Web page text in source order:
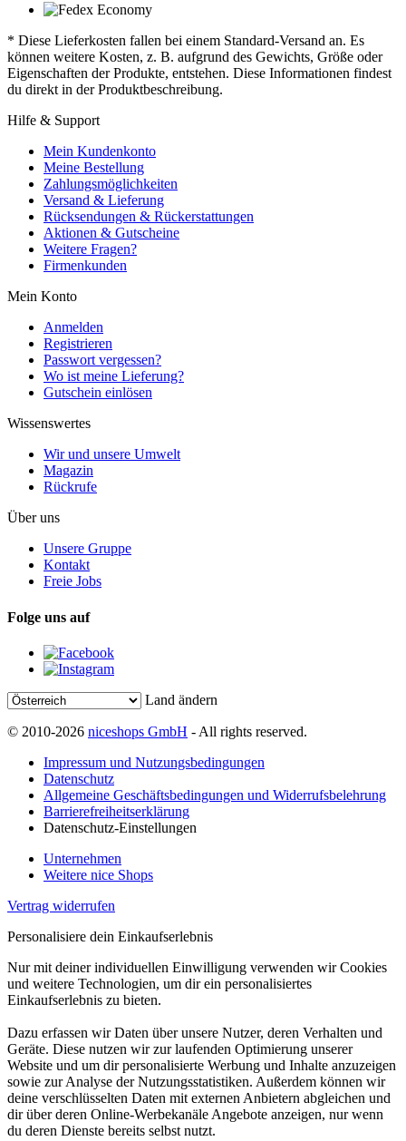
* Diese Lieferkosten fallen bei einem Standard-Versand an. Es
können weitere Kosten, z. B. aufgrund des Gewichts, Größe oder
Eigenschaften der Produkte, entstehen. Diese Informationen findest
du direkt in der Produktbeschreibung.
Hilfe & Support
Mein Kundenkonto
Meine Bestellung
Zahlungsmöglichkeiten
Versand & Lieferung
Rücksendungen & Rückerstattungen
Aktionen & Gutscheine
Weitere Fragen?
Firmenkunden
Mein Konto
Anmelden
Registrieren
Passwort vergessen?
Wo ist meine Lieferung?
Gutschein einlösen
Wissenswertes
Wir und unsere Umwelt
Magazin
Rückrufe
Über uns
Unsere Gruppe
Kontakt
Freie Jobs
Folge uns auf
Land ändern
© 2010-2026 niceshops GmbH - All rights reserved.
Impressum und Nutzungsbedingungen
Datenschutz
Allgemeine Geschäftsbedingungen und Widerrufsbelehrung
Barrierefreiheitserklärung
Datenschutz-Einstellungen
Unternehmen
Weitere nice Shops
Vertrag widerrufen
Personalisiere dein Einkaufserlebnis
Nur mit deiner individuellen Einwilligung verwenden wir Cookies
und weitere Technologien, um dir ein personalisiertes
Einkaufserlebnis zu bieten.
Dazu erfassen wir Daten über unsere Nutzer, deren Verhalten und
Geräte. Diese nutzen wir zur laufenden Optimierung unserer
Website und um dir personalisierte Werbung und Inhalte anzuzeigen
sowie zur Analyse der Nutzungsstatistiken. Außerdem können wir
deine verschlüsselten Daten mit externen Anbietern abgleichen und
dir über deren Online-Werbekanäle Angebote anzeigen, nur wenn
du deren Dienste bereits selbst nutzt.